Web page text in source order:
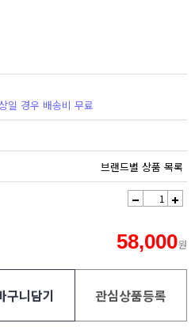
일 경우 배송비 무료
브랜드별 상품 목록
58,000원
구니담기 관심상품등록